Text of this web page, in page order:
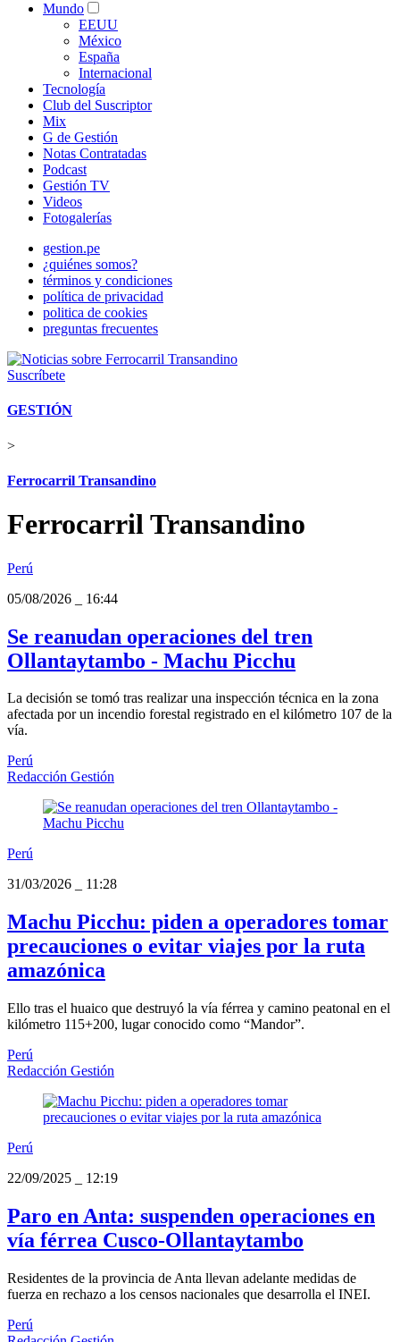
Mundo
EEUU
México
España
Internacional
Tecnología
Club del Suscriptor
Mix
G de Gestión
Notas Contratadas
Podcast
Gestión TV
Videos
Fotogalerías
gestion.pe
¿quiénes somos?
términos y condiciones
política de privacidad
politica de cookies
preguntas frecuentes
Suscríbete
GESTIÓN
>
Ferrocarril Transandino
Ferrocarril Transandino
Perú
05/08/2026
16:44
Se reanudan operaciones del tren
Ollantaytambo - Machu Picchu
La decisión se tomó tras realizar una inspección técnica en la zona
afectada por un incendio forestal registrado en el kilómetro 107 de la
vía.
Perú
Redacción Gestión
Perú
31/03/2026
11:28
Machu Picchu: piden a operadores tomar
precauciones o evitar viajes por la ruta
amazónica
Ello tras el huaico que destruyó la vía férrea y camino peatonal en el
kilómetro 115+200, lugar conocido como “Mandor”.
Perú
Redacción Gestión
Perú
22/09/2025
12:19
Paro en Anta: suspenden operaciones en
vía férrea Cusco-Ollantaytambo
Residentes de la provincia de Anta llevan adelante medidas de
fuerza en rechazo a los censos nacionales que desarrolla el INEI.
Perú